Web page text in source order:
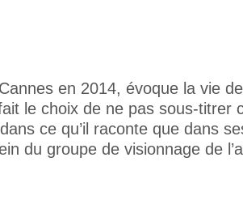
en 2014, évoque la vie
le choix de ne pas sous-titrer
ce qu’il raconte que dans
du groupe de visionnage de